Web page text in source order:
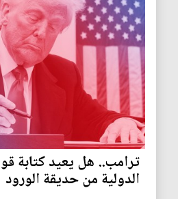
ترامب.. هل يعيد كتابة
الدولية من حديقة الورود